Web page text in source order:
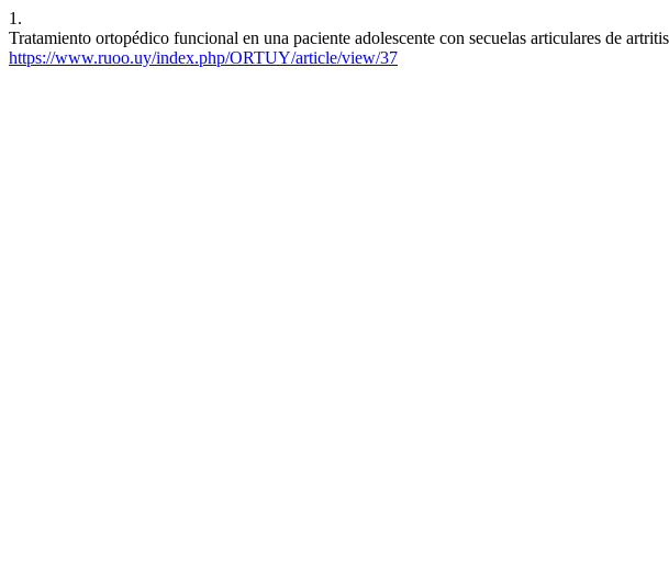
1.
Tratamiento ortopédico funcional en una paciente adolescente con secuelas articulares de
https://www.ruoo.uy/index.php/ORTUY/article/view/37